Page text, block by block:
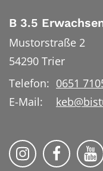
B 3.5
Mustorstraße 2
54290 Trier
Telefon: 0651
E-Mail:
KEB KEB